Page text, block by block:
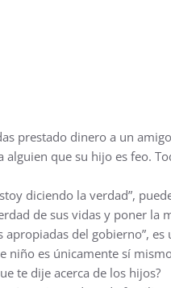
prestado dinero a un
alguien que su hijo es feo.
diciendo la verdad”,
de sus vidas y poner la
apropiadas del gobierno”,
niño es únicamente sí
te dije acerca de los hijos?